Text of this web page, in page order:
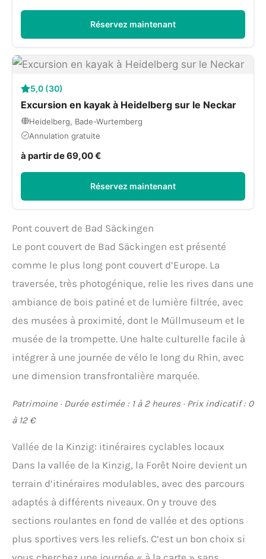
Réservez maintenant
5,0 (30)
Excursion en kayak à Heidelberg sur le Neckar
Heidelberg, Bade-Wurtemberg
Annulation gratuite
à partir de 69,00 €
Réservez maintenant
Pont couvert de Bad Säckingen
Le pont couvert de Bad Säckingen est présenté
comme le plus long pont couvert d’Europe. La
traversée, très photogénique, relie les rives dans une
ambiance de bois patiné et de lumière filtrée, avec
des musées à proximité, dont le Müllmuseum et le
musée de la trompette. Une halte culturelle facile à
intégrer à une journée de vélo le long du Rhin, avec
une dimension transfrontalière marquée.
Patrimoine · Durée estimée : 1 à 2 heures · Prix indicatif : 0
à 12 €
Vallée de la Kinzig: itinéraires cyclables locaux
Dans la vallée de la Kinzig, la Forêt Noire devient un
terrain d’itinéraires modulables, avec des parcours
adaptés à différents niveaux. On y trouve des
sections roulantes en fond de vallée et des options
plus sportives vers les reliefs. C’est un bon choix si